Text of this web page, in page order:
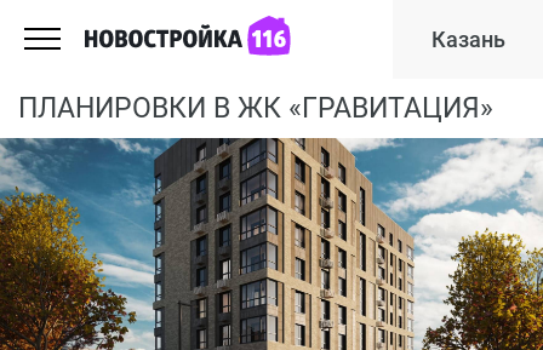
Казань
ПЛАНИРОВКИ В ЖК «ГРАВИТАЦИЯ»